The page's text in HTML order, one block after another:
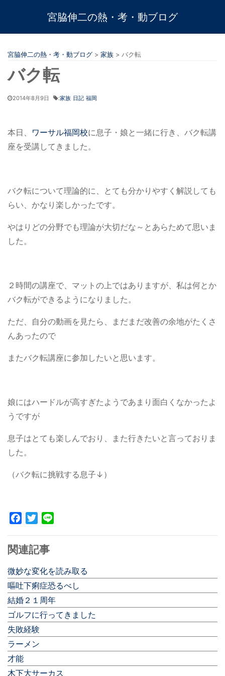
宮脇伸二の熱・考・動ブログ
宮脇伸二の熱・考・動ブログ > 家族 > バク転
バク転
2014年8月9日 :家族 日記 福岡
本日、 ワーサル福岡校に息子・娘と一緒に行き、バク転講
座を受講してきました。
バク転について理論的に、とても分かりやすく解説しても
らい、かなり楽しかったです。
やはりどの分野でも理論が大切だな～とあらためて思いま
した。
２時間の講座で、マットの上ではありますが、私は何とか
バク転ができるようになりました。
ただ、自分の動画を見たら、まだまだ改善の余地がたくさ
んあったので
またバク転講座に参加したいと思います。
娘にはハードルが高すぎたようであまり面白くなかったよ
うですが
息子はとても楽しんでおり、また行きたいと言っておりま
した。
（バク転に挑戦する息子↓）
Facebook
Twitter
関連記事
微妙な変化を読み取る
嘔吐下痢症恐るべし
結婚２１周年
ゴルフに行ってきました
失敗経験
ラーメン
才能
木下大サーカス